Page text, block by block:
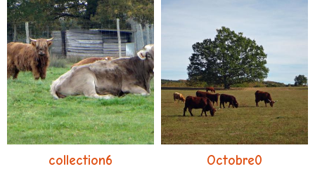
collection6 Octobre0